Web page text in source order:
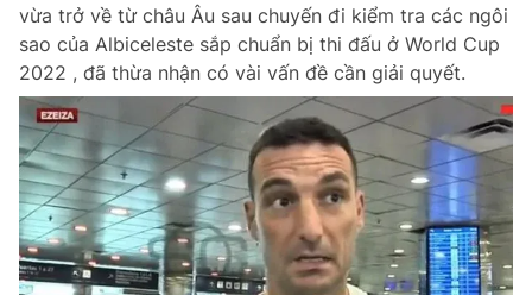
vừa trở về từ châu Âu sau chuyến đi kiểm tra các ngôi
sao của Albiceleste sắp chuẩn bị thi đấu ở World Cup
2022 , đã thừa nhận có vài vấn đề cần giải quyết.